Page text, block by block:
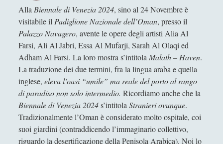
w
i
t
t
e
r
a
c
e
b
o
o
k
o
u
t
u
b
e
c
h
SUPPORT US
Se apprezzi il nostro lavoro, puoi effettuare una
donazione tramite PayPal!
Contenuti
► Antologia(4)
► Filosofia(799)
Alla Biennale di Venezia 2024, sino al 24 Novembre è
visitabile il Padiglione Nazionale dell’Oman, presso il
Palazzo Navagero, avente le opere degli artisti Alia Al
Farsi, Ali Al Jabri, Essa Al Mufarji, Sarah Al Olaqi ed
Adham Al Farsi. La loro mostra s’intitola Malath – Haven.
La traduzione dei due termini, fra la lingua araba e quella
inglese,eleva l’oasi “umile” ma reale del porto al rango
di paradiso non solo intermedio.Ricordiamo anche che la
Biennale di Venezia 2024s’intitolaStranieri ovunque.
Tradizionalmente l’Oman è considerato molto ospitale, coi
suoi giardini (contraddicendo l’immaginario collettivo,
riguardo la desertificazione della Penisola Arabica). Noi lo